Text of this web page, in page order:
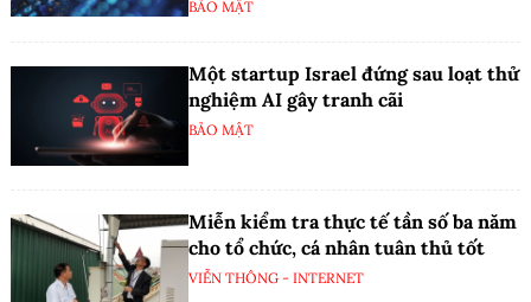
BẢO MẬT
Một startup Israel đứng sau loạt thử
nghiệm AI gây tranh cãi
BẢO MẬT
Miễn kiểm tra thực tế tần số ba năm
cho tổ chức, cá nhân tuân thủ tốt
VIỄN THÔNG - INTERNET